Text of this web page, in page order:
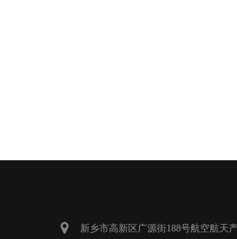
新乡市高新区广源街188号航空航天